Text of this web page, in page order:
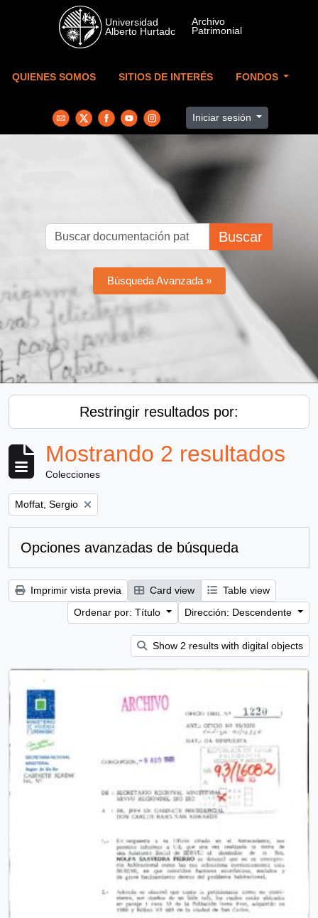
Skip to main content
QUIENES SOMOS SITIOS DE INTERÉS FONDOS
Iniciar sesión
Buscar
Búsqueda Avanzada »
Restringir resultados por:
Mostrando 2 resultados
Colecciones
Remove filter:
Moffat, Sergio
Opciones avanzadas de búsqueda
Imprimir vista previa Card view
Table view
Ordenar por: Título
Dirección: Descendente
Show 2 results with digital objects